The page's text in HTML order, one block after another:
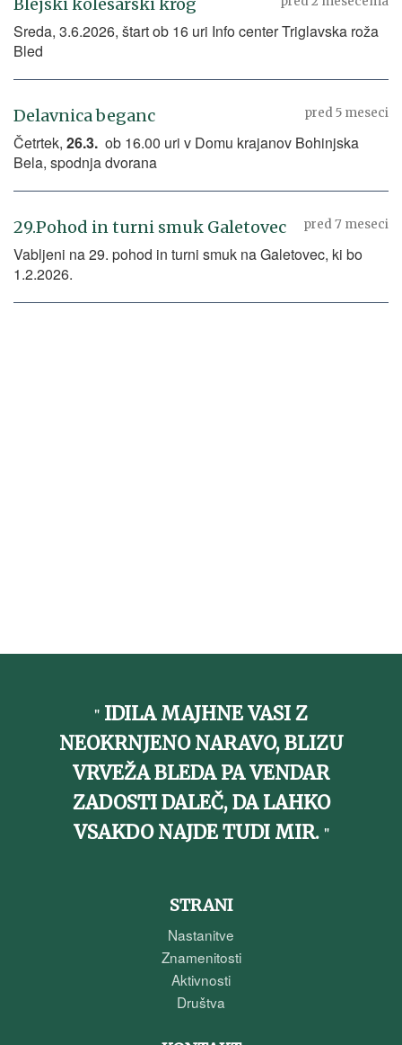
Sreda, 3.6.2026, štart ob 16 uri Info center Triglavska roža
Bled
Delavnica beganc pred 5 meseci
Četrtek, 26.3. ob 16.00 uri v Domu krajanov Bohinjska
Bela, spodnja dvorana
29.Pohod in turni smuk Galetovec pred 7 meseci
Vabljeni na 29. pohod in turni smuk na Galetovec, ki bo
1.2.2026.
IDILA MAJHNE VASI Z
NEOKRNJENO NARAVO, BLIZU
VRVEŽA BLEDA PA VENDAR
ZADOSTI DALEČ, DA LAHKO
VSAKDO NAJDE TUDI MIR.
STRANI
Nastanitve
Znamenitosti
Aktivnosti
Društva